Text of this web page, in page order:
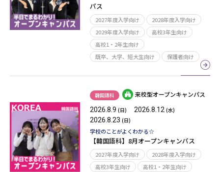
パス
2027年度入学向け
2028年度入学向け
2029年度入学向け
高校3年生向け
高校1・2年生向け
既卒、大学、短大生向け
保護者向け
韓国語科 来校型オープンキャンパス
2026.8.9 (日) 2026.8.12 (水)
2026.8.23 (日)
学校のことがよくわかる☆
【韓国語科】8月オープンキャンパス
2027年度入学向け
2028年度入学向け
高校3年生向け
高校1・2年生向け